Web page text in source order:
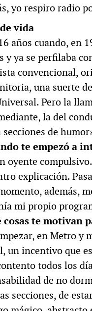
yo respiro radio
vida
años cuando, en
y ya se perfilaba
convencional,
una suerte
Pero la
la del
de
te empezó a
oyente
explicación.
además,
mi propio
cosas te motivan
en Metro y
un incentivo que
todos los
de no
secciones, de